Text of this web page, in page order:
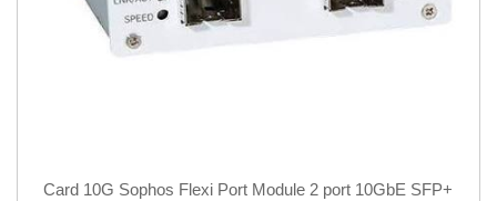
Card 10G Sophos Flexi Port Module 2 port 10GbE SFP+